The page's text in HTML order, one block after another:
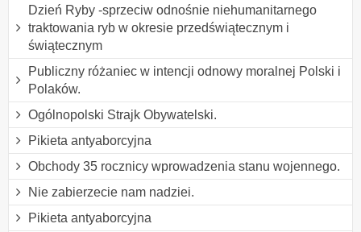
Dzień Ryby -sprzeciw odnośnie niehumanitarnego
traktowania ryb w okresie przedświątecznym i
świątecznym
Publiczny różaniec w intencji odnowy moralnej Polski i
Polaków.
Ogólnopolski Strajk Obywatelski.
Pikieta antyaborcyjna
Obchody 35 rocznicy wprowadzenia stanu wojennego.
Nie zabierzecie nam nadziei.
Pikieta antyaborcyjna